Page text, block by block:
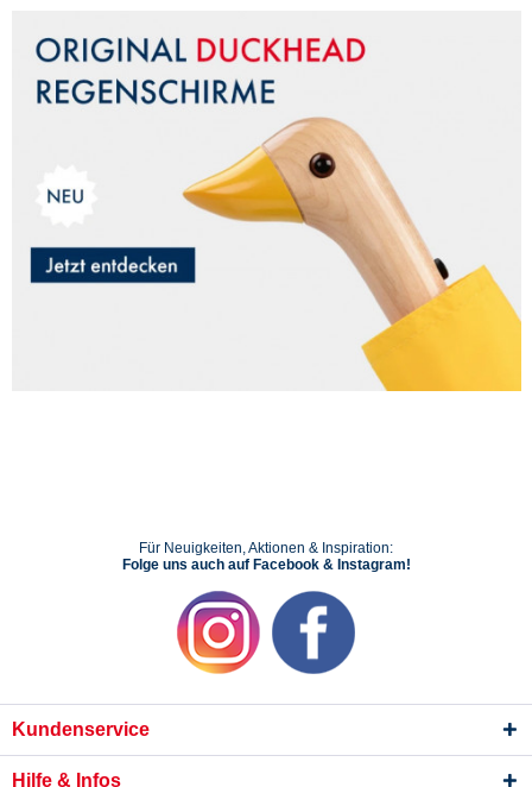
Für Neuigkeiten, Aktionen & Inspiration:
Folge uns auch auf Facebook & Instagram!
Kundenservice
Hilfe & Infos